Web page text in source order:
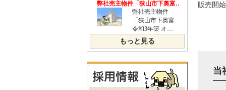
販売開
当
もっと見る